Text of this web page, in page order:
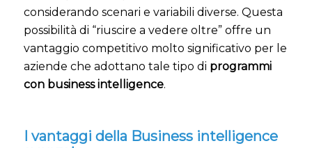
considerando scenari e variabili diverse. Questa
possibilità di “riuscire a vedere oltre” offre un
vantaggio competitivo molto significativo per le
aziende che adottano tale tipo di programmi
con business intelligence.
I vantaggi della Business intelligence